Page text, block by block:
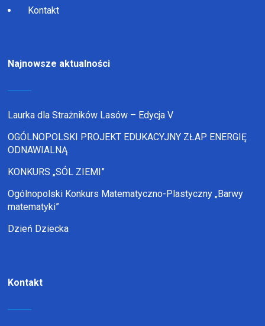
Kontakt
Najnowsze aktualności
Laurka dla Strażników Lasów – Edycja V
OGÓLNOPOLSKI PROJEKT EDUKACYJNY ZŁAP ENERGIĘ
ODNAWIALNĄ
KONKURS „SÓL ZIEMI”
Ogólnopolski Konkurs Matematyczno-Plastyczny „Barwy
matematyki”
Dzień Dziecka
Kontakt